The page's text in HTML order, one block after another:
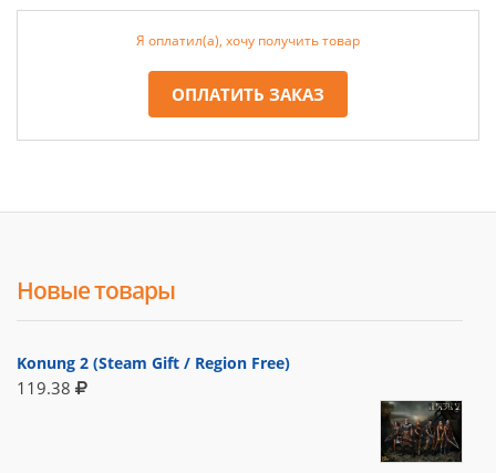
Я оплатил(а), хочу получить товар
ОПЛАТИТЬ ЗАКАЗ
Новые товары
Konung 2 (Steam Gift / Region Free)
119.38